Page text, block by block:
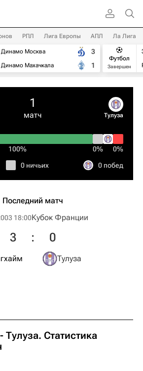
РПЛ Лига Европы АПЛ Ла Лига
Динамо Москва
Динамо Махачкала
3
1
Футбол
Завершен
1
матч Тулуза
100% 0% 0%
0 ничьих 0 побед
Последний матч
18:00Кубок Франции
3 : 0
Тулуза
Статистика